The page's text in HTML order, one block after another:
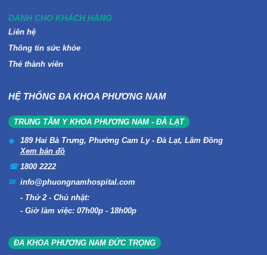
DÀNH CHO KHÁCH HÀNG
Liên hệ
Thông tin sức khỏe
Thẻ thành viên
HỆ THỐNG ĐA KHOA PHƯƠNG NAM
TRUNG TÂM Y KHOA PHƯƠNG NAM - ĐÀ LẠT
189 Hai Bà Trưng, Phường Cam Ly - Đà Lạt, Lâm Đồng
Xem bản đồ
1800 2222
info@phuongnamhospital.com
Thứ 2 - Chủ nhật:
Giờ làm việc: 07h00p - 18h00p
ĐA KHOA PHƯƠNG NAM ĐỨC TRỌNG